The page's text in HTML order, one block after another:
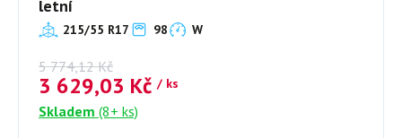
letní
215/55 R17 98 W
5 774,12 Kč
3 629,03 Kč / ks
Skladem (8+ ks)